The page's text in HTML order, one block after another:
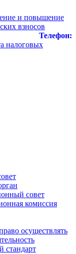
и повышение
взносов
Телефон:
налоговых
совет
комиссия
осуществлять
стандарт